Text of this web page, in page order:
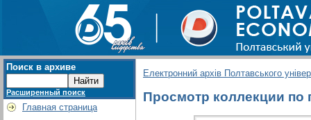
Поиск в архиве
Расширенный поиск
Главная страница
Електронний архів Полтавського
Просмотр коллекции по